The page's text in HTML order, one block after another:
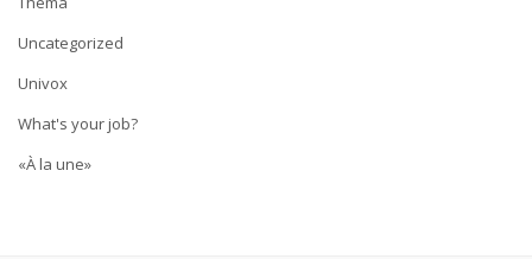
Uncategorized
Univox
What's your job?
«À la une»